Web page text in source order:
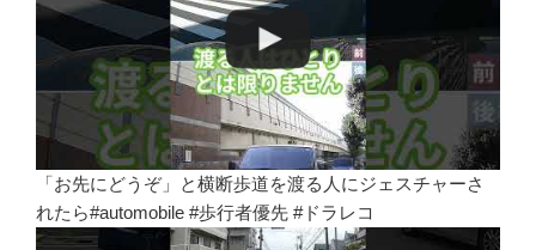
「お先にどうぞ」と横断歩道を渡る人にジェスチャーさ
れたら#automobile #歩行者優先 #ドラレコ